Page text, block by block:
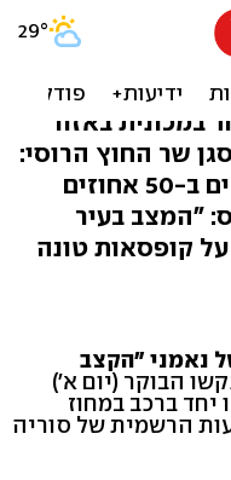
במכונית באזור
שר החוץ הרוסי:
"לא מאמין שהמורדים שולטים ב-50 אחוזים
"המצב בעיר
קופסאות טונה
נאמני "הקצב
הבוקר (יום א')
יחד ברכב במחוז
הרשמית של סוריה